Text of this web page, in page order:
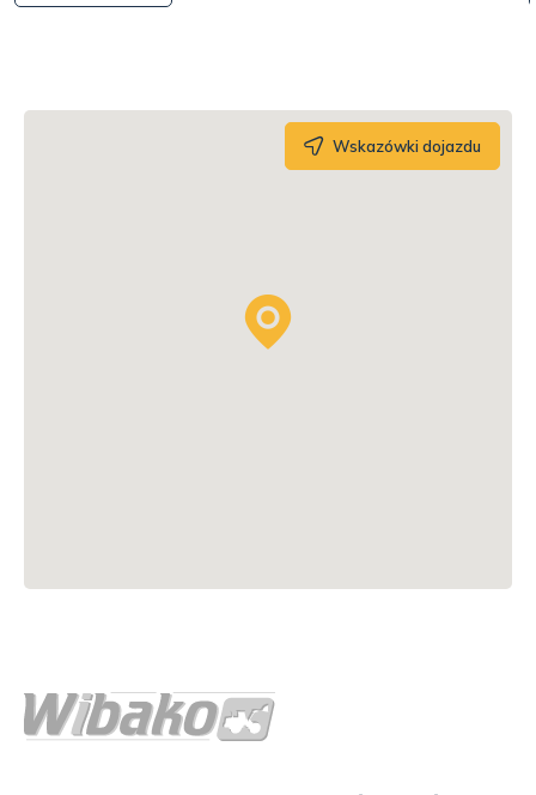
Wskazówki dojazdu